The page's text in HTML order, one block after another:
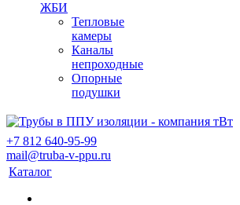
ЖБИ
Тепловые
камеры
Каналы
непроходные
Опорные
подушки
+7 812 640-95-99
mail@truba-v-ppu.ru
Каталог